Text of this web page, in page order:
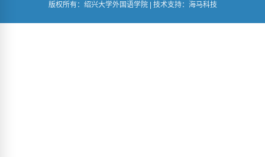
版权所有：绍兴大学外国语学院 | 技术支持：海马科技